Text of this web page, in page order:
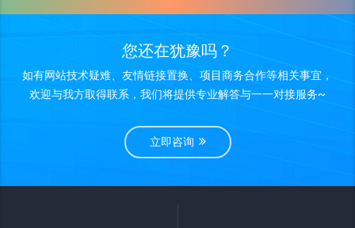
您还在犹豫吗？
如有网站技术疑难、友情链接置换、项目商务合作等相关事宜，
欢迎与我方取得联系，我们将提供专业解答与一一对接服务~
立即咨询